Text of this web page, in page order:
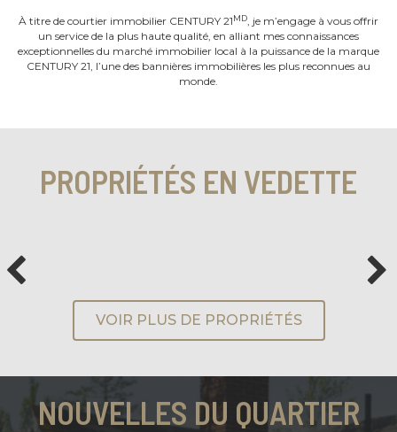
À titre de courtier immobilier CENTURY 21MD, je m’engage à vous offrir
un service de la plus haute qualité, en alliant mes connaissances
exceptionnelles du marché immobilier local à la puissance de la marque
CENTURY 21, l’une des bannières immobilières les plus reconnues au
monde.
PROPRIÉTÉS EN VEDETTE
VOIR PLUS DE PROPRIÉTÉS
NOUVELLES DU QUARTIER